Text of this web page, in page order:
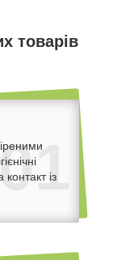
товарів
із